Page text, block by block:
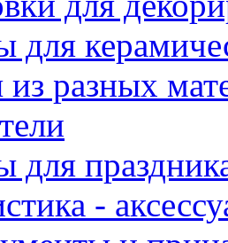
для
разных
для
-